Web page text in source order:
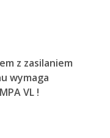
z zasilaniem
wymaga
VL !